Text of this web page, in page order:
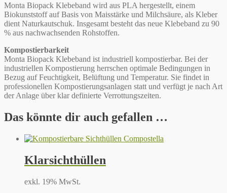
Monta Biopack Klebeband wird aus PLA hergestellt, einem
Biokunststoff auf Basis von Maisstärke und Milchsäure, als Kleber
dient Naturkautschuk. Insgesamt besteht das neue Klebeband zu 90
% aus nachwachsenden Rohstoffen.
Kompostierbarkeit
Monta Biopack Klebeband ist industriell kompostierbar. Bei der
industriellen Kompostierung herrschen optimale Bedingungen in
Bezug auf Feuchtigkeit, Belüftung und Temperatur. Sie findet in
professionellen Kompostierungsanlagen statt und verfügt je nach Art
der Anlage über klar definierte Verrottungszeiten.
Das könnte dir auch gefallen …
Klarsichthüllen
exkl. 19% MwSt.